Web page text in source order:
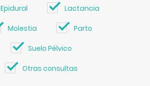
Epidural Lactancia
Molestia Parto
Suelo Pélvico
Otras consultas